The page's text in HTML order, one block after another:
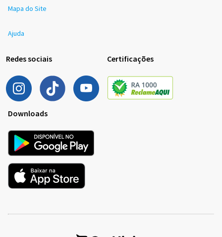
Mapa do Site
Ajuda
Redes sociais Certificações
Downloads